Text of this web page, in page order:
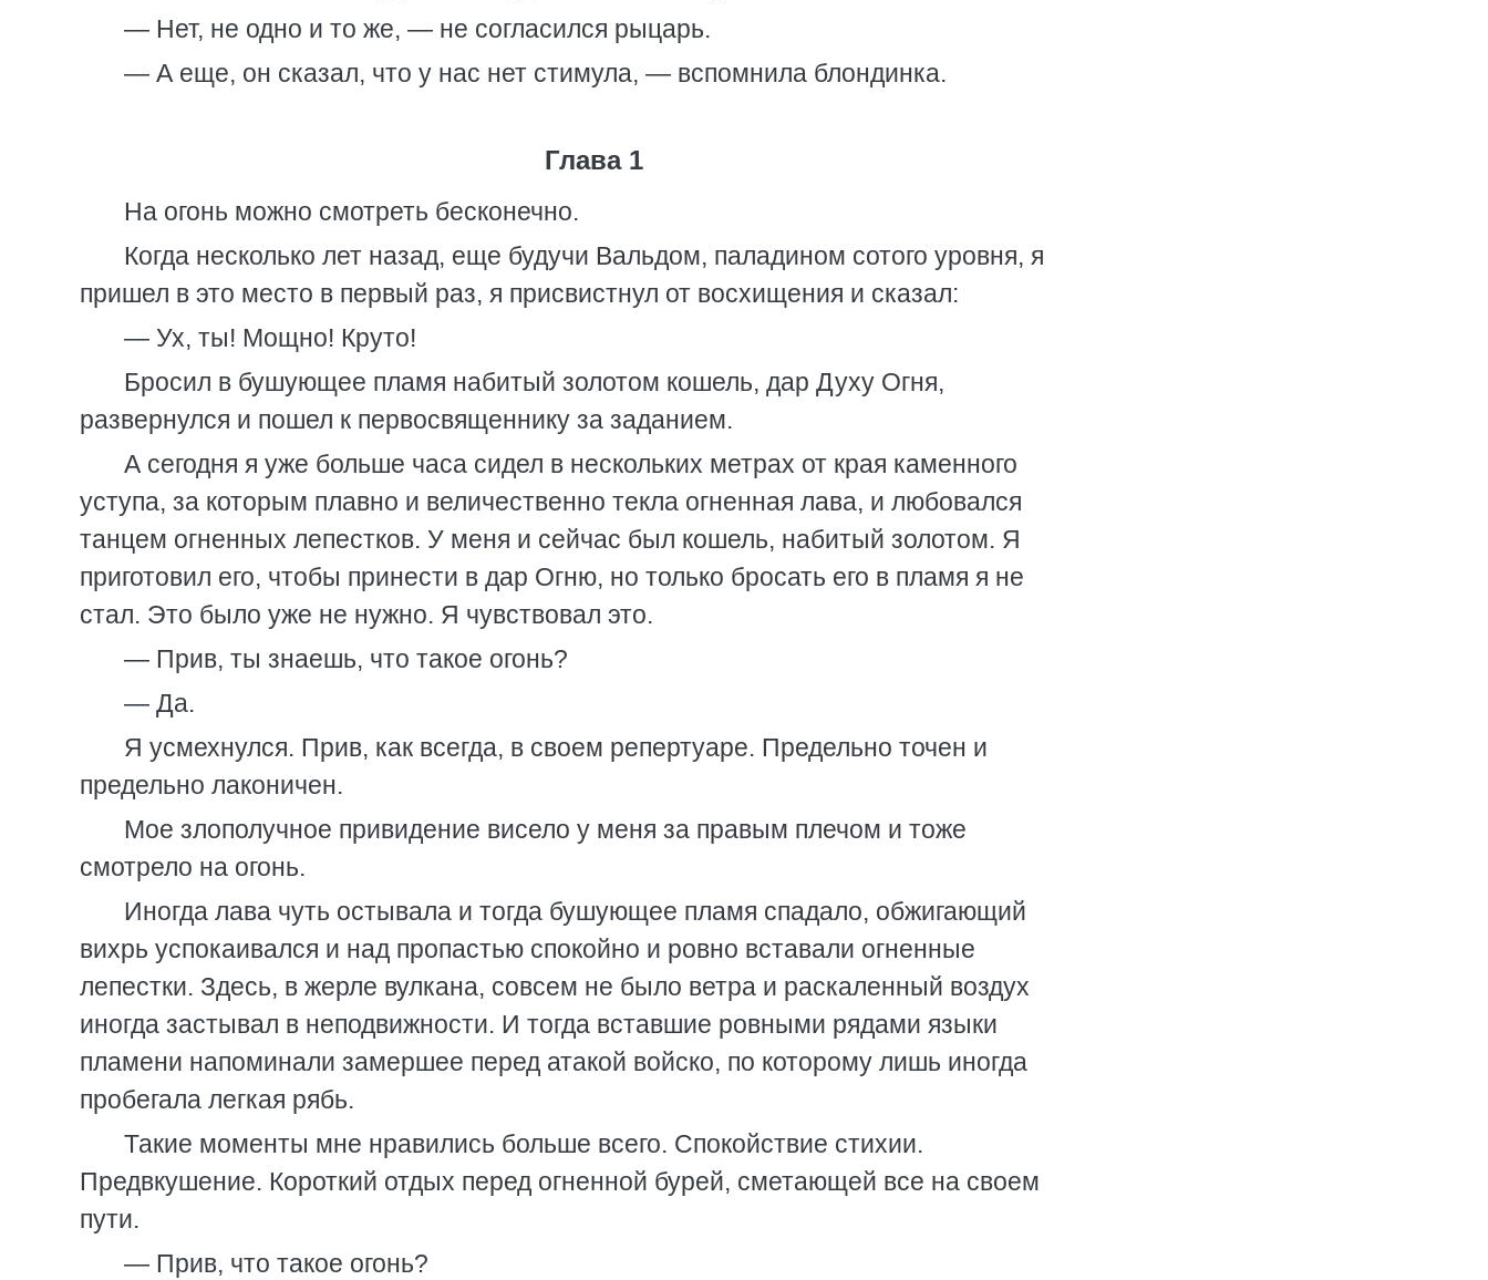
— Нет, не одно и то же, — не согласился рыцарь.
— А еще, он сказал, что у нас нет стимула, — вспомнила блондинка.
Глава 1
На огонь можно смотреть бесконечно.
Когда несколько лет назад, еще будучи Вальдом, паладином сотого уровня, я
пришел в это место в первый раз, я присвистнул от восхищения и сказал:
— Ух, ты! Мощно! Круто!
Бросил в бушующее пламя набитый золотом кошель, дар Духу Огня,
развернулся и пошел к первосвященнику за заданием.
А сегодня я уже больше часа сидел в нескольких метрах от края каменного
уступа, за которым плавно и величественно текла огненная лава, и любовался
танцем огненных лепестков. У меня и сейчас был кошель, набитый золотом. Я
приготовил его, чтобы принести в дар Огню, но только бросать его в пламя я не
стал. Это было уже не нужно. Я чувствовал это.
— Прив, ты знаешь, что такое огонь?
— Да.
Я усмехнулся. Прив, как всегда, в своем репертуаре. Предельно точен и
предельно лаконичен.
Мое злополучное привидение висело у меня за правым плечом и тоже
смотрело на огонь.
Иногда лава чуть остывала и тогда бушующее пламя спадало, обжигающий
вихрь успокаивался и над пропастью спокойно и ровно вставали огненные
лепестки. Здесь, в жерле вулкана, совсем не было ветра и раскаленный воздух
иногда застывал в неподвижности. И тогда вставшие ровными рядами языки
пламени напоминали замершее перед атакой войско, по которому лишь иногда
пробегала легкая рябь.
Такие моменты мне нравились больше всего. Спокойствие стихии.
Предвкушение. Короткий отдых перед огненной бурей, сметающей все на своем
пути.
— Прив, что такое огонь?